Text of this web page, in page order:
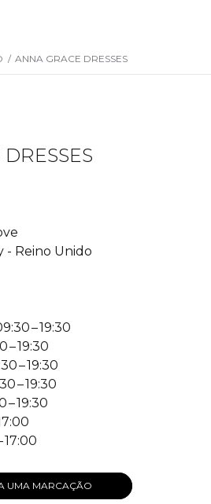
/ ANNA GRACE DRESSES
- Reino Unido
– 19:30
– 19:30
– 19:30
– 19:30
– 19:30
17:00
UMA MARCAÇÃO